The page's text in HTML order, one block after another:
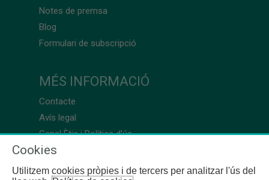
Notes de premsa
Blog
Formulari de subscripció
MÉS INFORMACIÓ
Contacte
Avís legal
Canal Ètic i Política d’ús
Cookies
Utilitzem cookies pròpies i de tercers per analitzar l'ús del